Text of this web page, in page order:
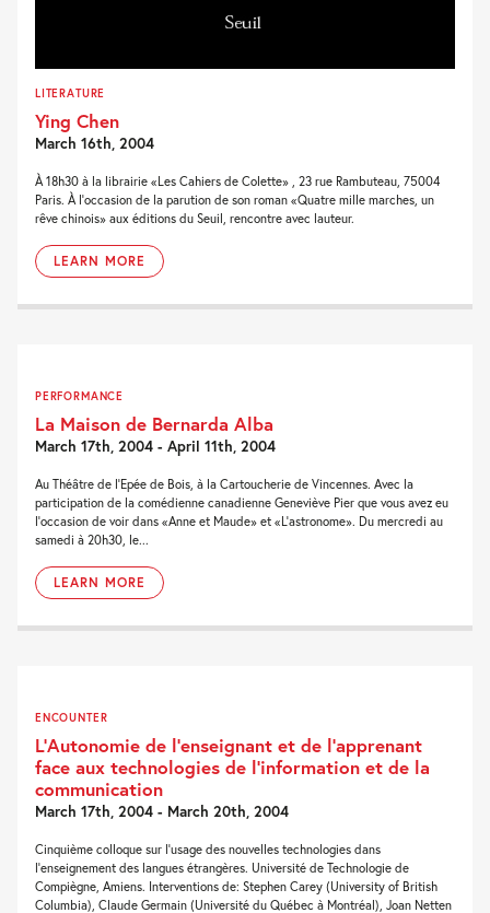
LITERATURE
Ying Chen
March 16th, 2004
À 18h30 à la librairie «Les Cahiers de Colette» , 23 rue Rambuteau, 75004
Paris. À l'occasion de la parution de son roman «Quatre mille marches, un
rêve chinois» aux éditions du Seuil, rencontre avec lauteur.
LEARN MORE
PERFORMANCE
La Maison de Bernarda Alba
March 17th, 2004 - April 11th, 2004
Au Théâtre de l'Epée de Bois, à la Cartoucherie de Vincennes. Avec la
participation de la comédienne canadienne Geneviève Pier que vous avez eu
l'occasion de voir dans «Anne et Maude» et «L'astronome». Du mercredi au
samedi à 20h30, le...
LEARN MORE
ENCOUNTER
L’Autonomie de l’enseignant et de l’apprenant
face aux technologies de l’information et de la
communication
March 17th, 2004 - March 20th, 2004
Cinquième colloque sur l’usage des nouvelles technologies dans
l’enseignement des langues étrangères. Université de Technologie de
Compiègne, Amiens. Interventions de: Stephen Carey (University of British
Columbia), Claude Germain (Université du Québec à Montréal), Joan Netten